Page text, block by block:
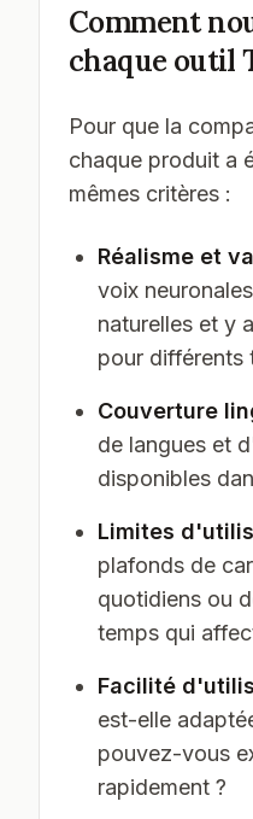
Comment
chaque outil
Pour que la
chaque produit a
mêmes critères :
Réalisme et
voix
naturelles et y
pour différents
Couverture
de langues et
disponibles
Limites
plafonds de
quotidiens ou
temps qui
Facilité
est-elle
pouvez-vous
rapidement ?